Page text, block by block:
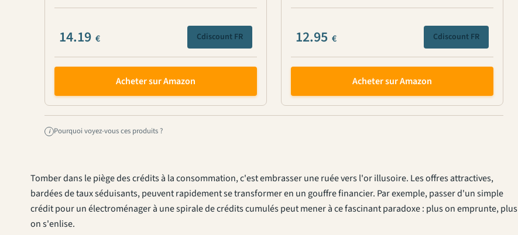
14.19 € Cdiscount FR
Acheter sur Amazon
12.95 € Cdiscount FR
Acheter sur Amazon
i Pourquoi voyez-vous ces produits ?
Tomber dans le piège des crédits à la consommation, c'est embrasser une ruée vers l'or illusoire. Les offres attractives,
bardées de taux séduisants, peuvent rapidement se transformer en un gouffre financier. Par exemple, passer d'un simple
crédit pour un électroménager à une spirale de crédits cumulés peut mener à ce fascinant paradoxe : plus on emprunte, plus
on s'enlise.